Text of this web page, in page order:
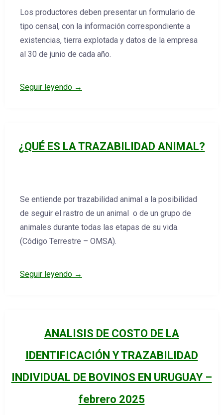
Los productores deben presentar un formulario de
tipo censal, con la información correspondiente a
existencias, tierra explotada y datos de la empresa
al 30 de junio de cada año.
Seguir leyendo →
¿QUÉ ES LA TRAZABILIDAD ANIMAL?
Se entiende por trazabilidad animal a la posibilidad
de seguir el rastro de un animal o de un grupo de
animales durante todas las etapas de su vida.
(Código Terrestre – OMSA).
Seguir leyendo →
ANALISIS DE COSTO DE LA
IDENTIFICACIÓN Y TRAZABILIDAD
INDIVIDUAL DE BOVINOS EN URUGUAY –
febrero 2025